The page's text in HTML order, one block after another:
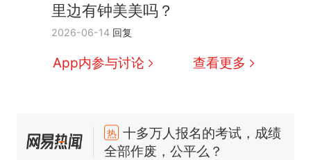
里边有钟美美吗？
2026-06-14 回复
App内参与讨论 查看更多
热 十多万人报名的考试，成绩
全部作废，公平么？